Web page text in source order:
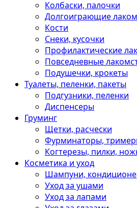
Колбаски, палочки
Долгоиграющие
Кости
Снеки, кусочки
Профилактические
Повседневные
Подушечки, крокеты
Туалеты, пеленки, пакеты
Подгузники, пеленки
Диспенсеры
Груминг
Щетки, расчески
Фурминаторы,
Когтерезы, пилки,
Косметика и уход
Шампуни,
Уход за ушами
Уход за лапами